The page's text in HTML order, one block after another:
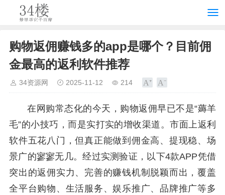
购物返佣赚钱多的app是哪个？目前佣
金最高的返利软件推荐
34资源网 2025-11-12 214
在网购常态化的今天，购物返佣早已不是“薅羊
毛”的小技巧，而是实打实的增收渠道。市面上返利
软件五花八门，但真正能做到佣金高、提现稳、场
景广的寥寥无几。经过实测验证，以下4款APP凭借
突出的返佣实力、完善的赚钱机制脱颖而出，覆盖
全平台购物、生活服务、娱乐推广、品牌推广等多